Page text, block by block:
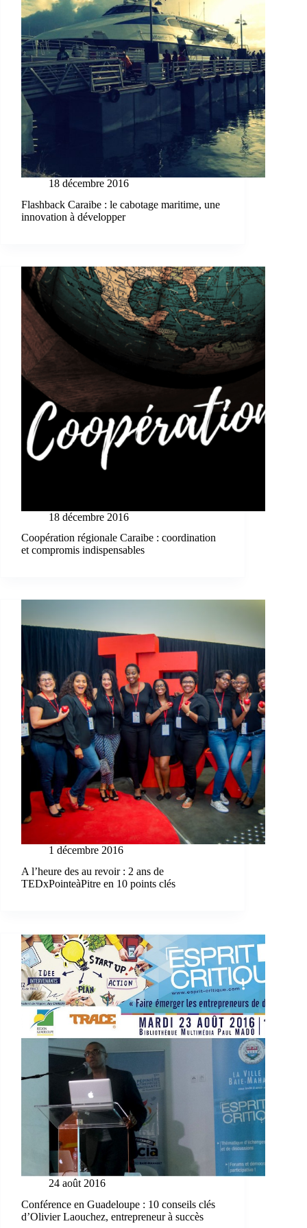
18 décembre 2016
Flashback Caraibe : le cabotage maritime, une
innovation à développer
18 décembre 2016
Coopération régionale Caraibe : coordination
et compromis indispensables
1 décembre 2016
A l’heure des au revoir : 2 ans de
TEDxPointeàPitre en 10 points clés
24 août 2016
Conférence en Guadeloupe : 10 conseils clés
d’Olivier Laouchez, entrepreneur à succès